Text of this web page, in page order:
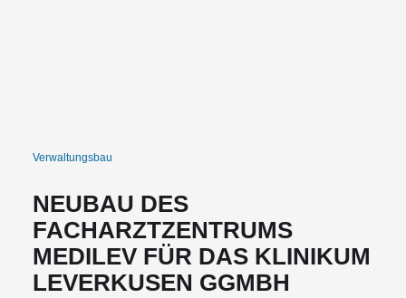
Verwaltungsbau
NEUBAU DES
FACHARZTZENTRUMS
MEDILEV FÜR DAS KLINIKUM
LEVERKUSEN GGMBH